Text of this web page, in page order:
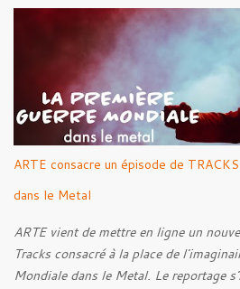
Rebellion Against The Vile 05.
Sense Of Fear
ARTE consacre un épisode de
dans le Metal
ARTE vient de mettre en ligne un
Tracks consacré à la place de
Mondiale dans le Metal. Le reportage